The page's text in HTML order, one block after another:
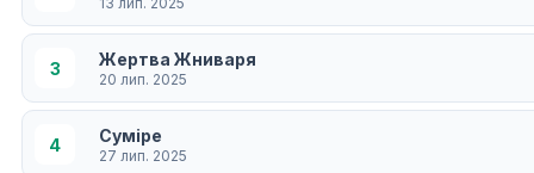
3 Жертва Жниваря
20 лип. 2025
4 Суміре
27 лип. 2025